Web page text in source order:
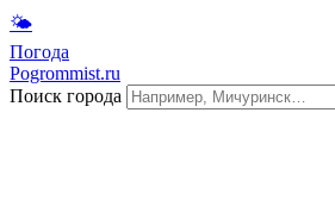
🌤
Погода
Pogrommist.ru
Поиск города